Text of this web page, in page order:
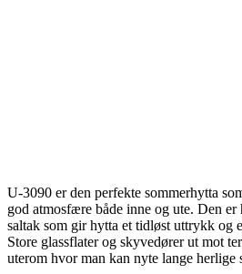
U-3090 er den perfekte sommerhytta
god atmosfære både inne og ute. Den er
saltak som gir hytta et tidløst uttrykk og
Store glassflater og skyvedører ut mot
uterom hvor man kan nyte lange herlige